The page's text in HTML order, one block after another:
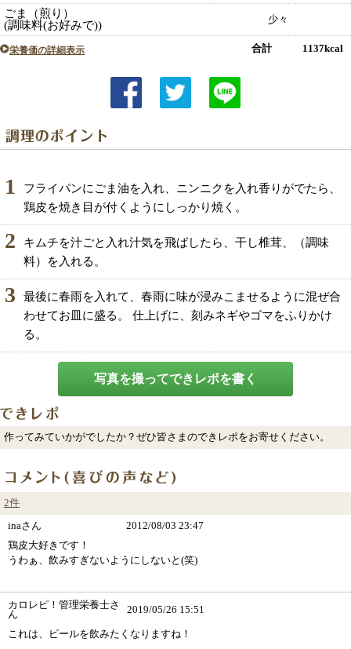
ごま（煎り）
(調味料(お好みで))
少々
栄養価の詳細表示 合計 1137kcal
1
フライパンにごま油を入れ、ニンニクを入れ香りがでたら、
鶏皮を焼き目が付くようにしっかり焼く。
2
キムチを汁ごと入れ汁気を飛ばしたら、干し椎茸、（調味
料）を入れる。
3
最後に春雨を入れて、春雨に味が浸みこませるように混ぜ合
わせてお皿に盛る。 仕上げに、刻みネギやゴマをふりかけ
る。
写真を撮ってできレポを書く
作ってみていかがでしたか？ぜひ皆さまのできレポをお寄せください。
2件
inaさん
2012/08/03 23:47
鶏皮大好きです！
うわぁ、飲みすぎないようにしないと(笑)
カロレピ！管理栄養士さ
ん
2019/05/26 15:51
これは、ビールを飲みたくなりますね！